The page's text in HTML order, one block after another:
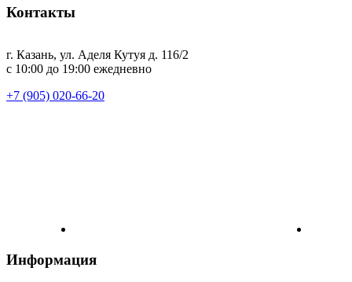
Контакты
г. Казань, ул. Аделя Кутуя д. 116/2
с 10:00 до 19:00 ежедневно
+7 (905) 020-66-20
Информация